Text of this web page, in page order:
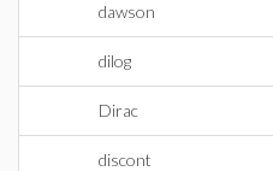
dawson
dilog
Dirac
discont